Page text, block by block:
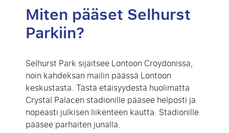
Miten pääset Selhurst
Parkiin?
Selhurst Park sijaitsee Lontoon Croydonissa,
noin kahdeksan mailin päässä Lontoon
keskustasta. Tästä etäisyydestä huolimatta
Crystal Palacen stadionille pääsee helposti ja
nopeasti julkisen liikenteen kautta. Stadionille
pääsee parhaiten junalla.